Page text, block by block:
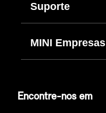
Suporte
MINI Empresas
Encontre-nos em